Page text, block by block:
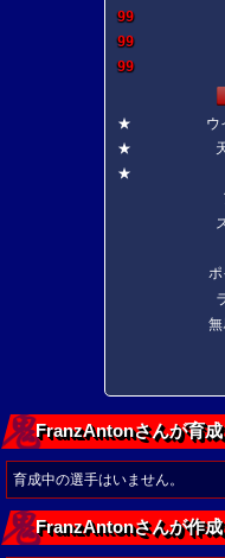
99
99
99
★
ウ
★
★
ポ
無
FranzAntonさんが育
育成中の選手はいません。
FranzAntonさんが作